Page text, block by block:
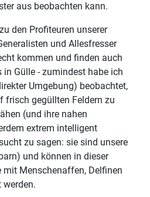
aus beobachten kann.
den Profiteuren unserer
und Allesfresser
kommen und finden auch
in Gülle - zumindest habe ich
Umgebung) beobachtet,
frisch gegüllten Feldern zu
(und ihre nahen
extrem intelligent
zu sagen: sie sind unsere
und können in dieser
Menschenaffen, Delfinen
werden.